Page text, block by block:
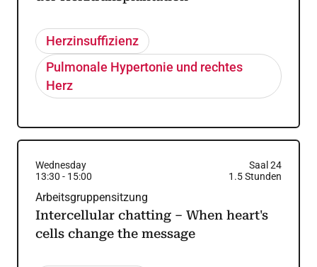
Herzinsuffizienz
Pulmonale Hypertonie und rechtes
Herz
Wednesday
Saal 24
13:30 - 15:00 1.5Stunden
Arbeitsgruppensitzung
Intercellular chatting – When heart's
cells change the message